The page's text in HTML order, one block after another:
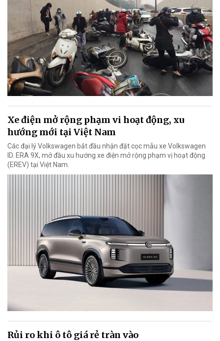
Xe điện mở rộng phạm vi hoạt động, xu
hướng mới tại Việt Nam
Các đại lý Volkswagen bắt đầu nhận đặt cọc mẫu xe Volkswagen
ID. ERA 9X, mở đầu xu hướng xe điện mở rộng phạm vị hoạt động
(EREV) tại Việt Nam.
Rủi ro khi ô tô giá rẻ tràn vào